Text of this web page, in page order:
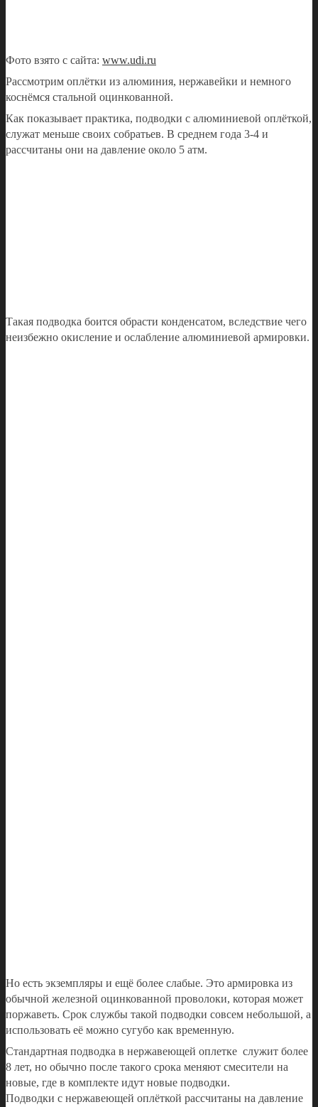
Фото взято с сайта: www.udi.ru
Рассмотрим оплётки из алюминия, нержавейки и немного
коснёмся стальной оцинкованной.
Как показывает практика, подводки с алюминиевой оплёткой,
служат меньше своих собратьев. В среднем года 3-4 и
рассчитаны они на давление около 5 атм.
Такая подводка боится обрасти конденсатом, вследствие чего
неизбежно окисление и ослабление алюминиевой армировки.
Но есть экземпляры и ещё более слабые. Это армировка из
обычной железной оцинкованной проволоки, которая может
поржаветь. Срок службы такой подводки совсем небольшой, а
использовать её можно сугубо как временную.
Стандартная подводка в нержавеющей оплетке служит более
8 лет, но обычно после такого срока меняют смесители на
новые, где в комплекте идут новые подводки.
Подводки с нержавеющей оплёткой рассчитаны на давление